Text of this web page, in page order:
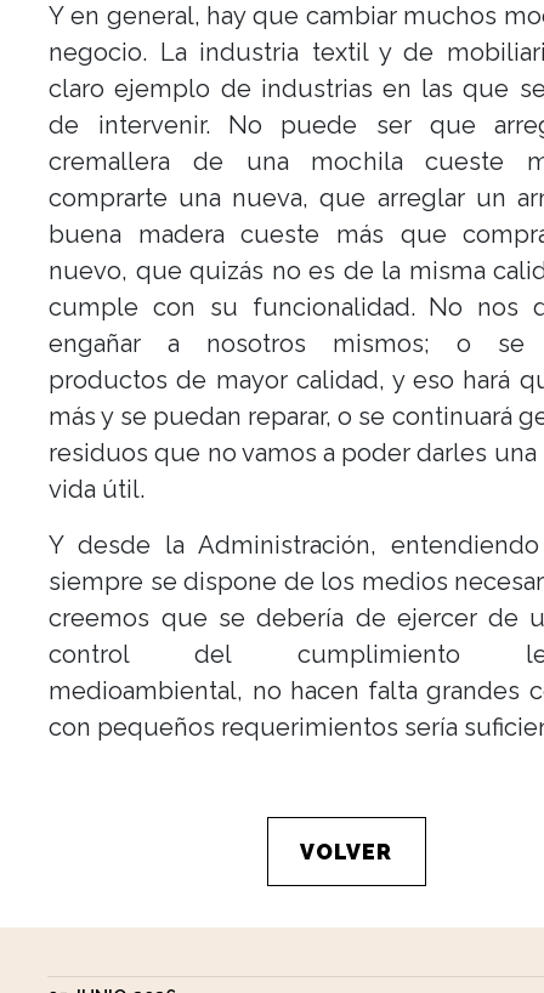
Y en general, hay que cambiar muchos
negocio. La industria textil y de
claro ejemplo de industrias en las que
de intervenir. No puede ser que
cremallera de una mochila cueste
comprarte una nueva, que arreglar un
buena madera cueste más que
nuevo, que quizás no es de la misma
cumple con su funcionalidad. No nos
engañar a nosotros mismos; o se
productos de mayor calidad, y eso hará
más y se puedan reparar, o se continuará
residuos que no vamos a poder darles
vida útil.
Y desde la Administración,
siempre se dispone de los medios
creemos que se debería de ejercer de
control del cumplimiento
medioambiental, no hacen falta grandes
con pequeños requerimientos sería
VOLVER